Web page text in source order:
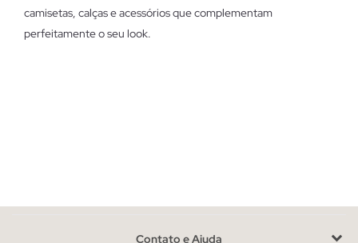
camisetas, calças e acessórios que complementam
perfeitamente o seu look.
Contato e Ajuda